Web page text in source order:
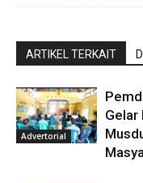
ARTIKEL TERKAIT
Advertorial
Gelar